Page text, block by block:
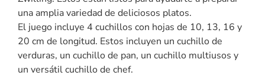
una amplia variedad de deliciosos platos.
El juego incluye 4 cuchillos con hojas de 10, 13, 16 y
20 cm de longitud. Estos incluyen un cuchillo de
verduras, un cuchillo de pan, un cuchillo multiusos y
un versátil cuchillo de chef.